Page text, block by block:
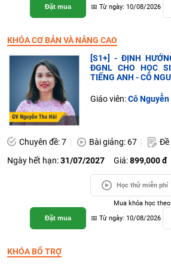
Đặt mua 📅 Từ ngày: 10/08/2026
KHÓA CƠ BẢN VÀ NÂNG CAO
[S1+] - ĐỊNH
ĐGNL CHO HỌC
TIẾNG ANH - CÔ
Giáo viên:Cô
Chuyên đề: 7 Bài giảng: 67
Đề
Ngày hết hạn:31/07/2027 Giá:899,000 đ
Học thử miễn phí
Đặt mua
Mua khóa học
📅 Từ ngày: 10/08/2026
KHÓA BỔ TRỢ